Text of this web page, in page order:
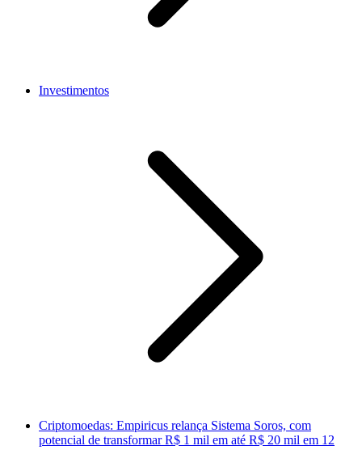
Investimentos
Criptomoedas: Empiricus relança Sistema Soros, com
potencial de transformar R$ 1 mil em até R$ 20 mil em 12